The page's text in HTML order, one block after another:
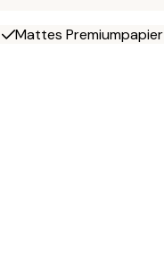
Mattes Premiumpapier